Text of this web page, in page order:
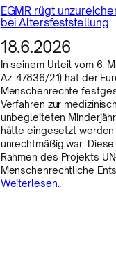
EGMR rügt
bei Altersfeststellung
18.6.2026
In seinem Urteil vom 6.
Az. 47836/21) hat der
Menschenrechte
Verfahren zur
unbegleiteten
hätte eingesetzt
unrechtmäßig war.
Rahmen des Projekts
Menschenrechtliche
Weiterlesen..